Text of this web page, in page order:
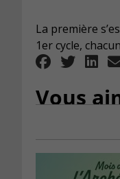
La première
1er cycle,
Vous